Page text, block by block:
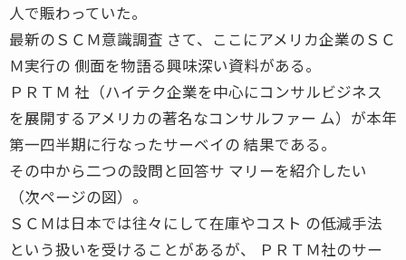
人で賑わっていた。
最新のＳＣＭ意識調査 さて、ここにアメリカ企業のＳＣ
Ｍ実行の 側面を物語る興味深い資料がある。
ＰＲＴＭ 社（ハイテク企業を中心にコンサルビジネス
を展開するアメリカの著名なコンサルファー ム）が本年
第一四半期に行なったサーベイの 結果である。
その中から二つの設問と回答サ マリーを紹介したい
（次ページの図）。
ＳＣＭは日本では往々にして在庫やコスト の低減手法
という扱いを受けることがあるが、 ＰＲＴＭ社のサー